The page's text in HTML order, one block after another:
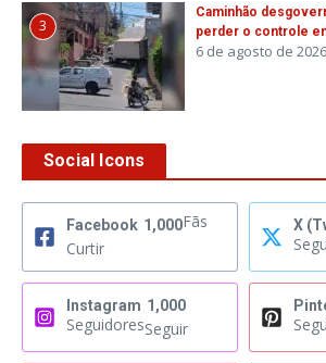
3
Caminhão
perder o controle
6 de agosto de 2026
Social Icons
Facebook 1,000Fãs
Curtir
X
Instagram 1,000
SeguidoresSeguir